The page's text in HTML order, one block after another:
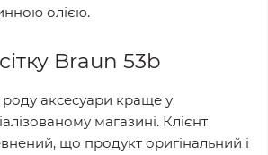
олією.
Braun 53b
роду аксесуари краще у
магазині. Клієнт
що продукт оригінальний і